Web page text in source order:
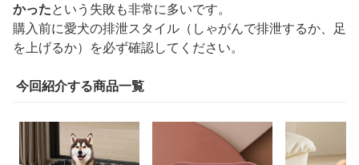
かったという失敗も非常に多いです。
購入前に愛犬の排泄スタイル（しゃがんで排泄するか、足
を上げるか）を必ず確認してください。
今回紹介する商品一覧